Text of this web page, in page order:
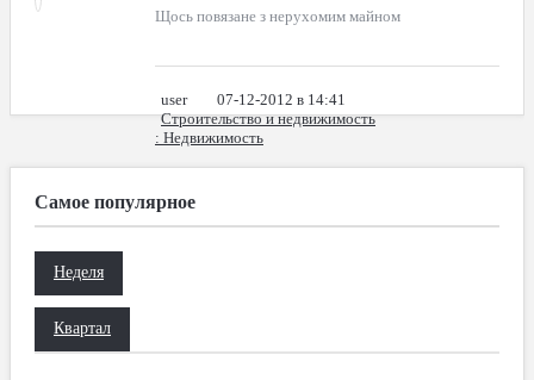
Щось повязане з нерухомим майном
user
07-12-2012 в 14:41
Строительство и недвижимость
: Недвижимость
Самое популярное
Неделя
Квартал